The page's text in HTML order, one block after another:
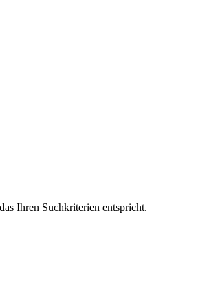
Ihren Suchkriterien entspricht.